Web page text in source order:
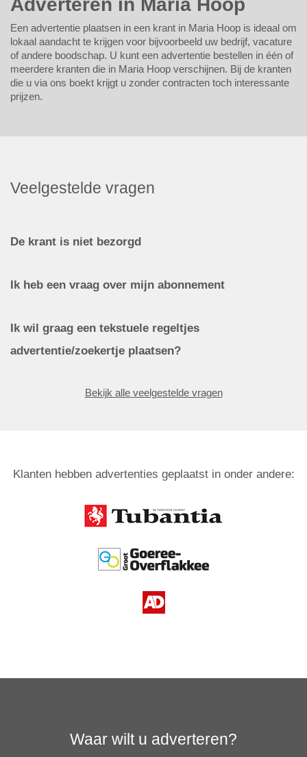
Adverteren in Maria Hoop
Een advertentie plaatsen in een krant in Maria Hoop is ideaal om
lokaal aandacht te krijgen voor bijvoorbeeld uw bedrijf, vacature
of andere boodschap. U kunt een advertentie bestellen in één of
meerdere kranten die in Maria Hoop verschijnen. Bij de kranten
die u via ons boekt krijgt u zonder contracten toch interessante
prijzen.
Veelgestelde vragen
De krant is niet bezorgd
Ik heb een vraag over mijn abonnement
Ik wil graag een tekstuele regeltjes
advertentie/zoekertje plaatsen?
Bekijk alle veelgestelde vragen
Klanten hebben advertenties geplaatst in onder andere:
Waar wilt u adverteren?